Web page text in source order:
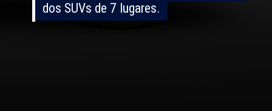
dos SUVs de 7 lugares.
dos SUVs de 7 lugares.